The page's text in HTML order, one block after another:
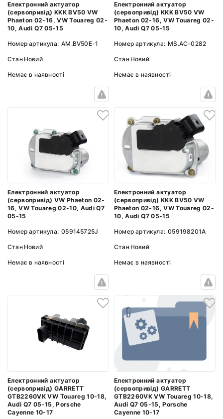
Електронний актуатор
(сервопривід) KKK BV50 VW
Phaeton 02-16, VW Touareg 02-
10, Audi Q7 05-15
Номер артикула: AM.BV50E-1
Стан Новий
Немає в наявності
Електронний актуатор
(сервопривід) KKK BV50 VW
Phaeton 02-16, VW Touareg 02-
10, Audi Q7 05-15
Номер артикула: MS.AC-0282
Стан Новий
Немає в наявності
Електронний актуатор
(сервопривід) VW Phaeton 02-
16, VW Touareg 02-10, Audi Q7
05-15
Номер артикула: 059145725J
Стан Новий
Немає в наявності
Електронний актуатор
(сервопривід) KKK BV50 VW
Phaeton 02-16, VW Touareg 02-
10, Audi Q7 05-15
Номер артикула: 059198201A
Стан Новий
Немає в наявності
Електронний актуатор
(сервопривід) GARRETT
GTB2260VK VW Touareg 10-18,
Audi Q7 05-15, Porsche
Cayenne 10-17
Електронний актуатор
(сервопривід) GARRETT
GTB2260VK VW Touareg 10-18,
Audi Q7 05-15, Porsche
Cayenne 10-17